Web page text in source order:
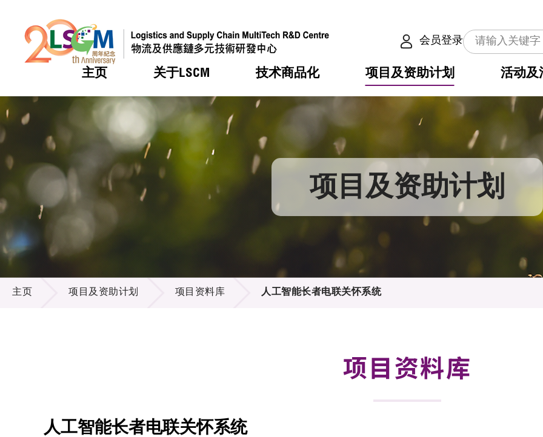
会员登录
主页 关于LSCM
热门
LSCM 动向
机构简介
服务范畴
组织架构
供应商登记
技术商品化
热门
LSCM 动向
服务
应用于公共服务之创新技术
项目及资助计划
热门
LSCM 动向
合作计划
资助计划
项目资料库
活动及
热门
LSCM 动向
活动
业界活动
奖项
多媒体
出版刊物
热门
LSCM 动向
会籍及服务
会员列表
项目及资助计划
项目及资助计划
主页 项目及资助计划 项目资料库 人工智能长者电联关怀系统
项目资料库
人工智能长者电联关怀系统